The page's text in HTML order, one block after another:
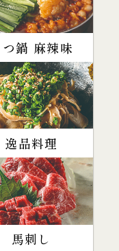
つ鍋 麻辣味
逸品料理
馬刺し